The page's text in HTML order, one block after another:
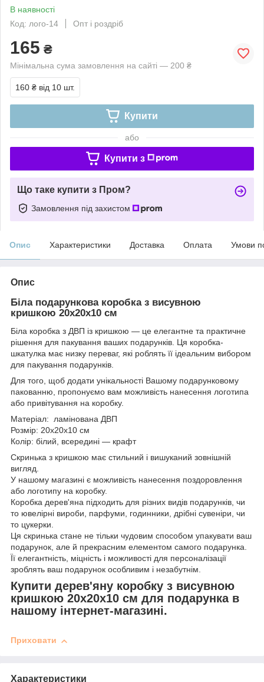
В наявності
Код: лого-14
Опт і роздріб
165 ₴
Мінімальна сума замовлення на сайті — 200 ₴
160 ₴ від 10 шт.
Купити
або
Купити з
Що таке купити з Пром?
Замовлення під захистом
Опис Характеристики Доставка Оплата Умови
Опис
Біла подарункова коробка з висувною
кришкою 20х20х10 см
Біла коробка з ДВП із кришкою — це елегантне та практичне
рішення для пакування ваших подарунків. Ця коробка-
шкатулка має низку переваг, які роблять її ідеальним вибором
для пакування подарунків.
Для того, щоб додати унікальності Вашому подарунковому
пакованню, пропонуємо вам можливість нанесення логотипа
або привітування на коробку.
Матеріал: ламінована ДВП
Розмір: 20х20х10 см
Колір: білий, всередині — крафт
Скринька з кришкою має стильний і вишуканий зовнішній
вигляд.
У нашому магазині є можливість нанесення поздоровлення
або логотипу на коробку.
Коробка дерев'яна підходить для різних видів подарунків, чи
то ювелірні вироби, парфуми, годинники, дрібні сувеніри, чи
то цукерки.
Ця скринька стане не тільки чудовим способом упакувати ваш
подарунок, але й прекрасним елементом самого подарунка.
Її елегантність, міцність і можливості для персоналізації
зроблять ваш подарунок особливим і незабутнім.
Купити дерев'яну коробку з висувною
кришкою 20х20х10 см для подарунка в
нашому інтернет-магазині.
Приховати
Характеристики